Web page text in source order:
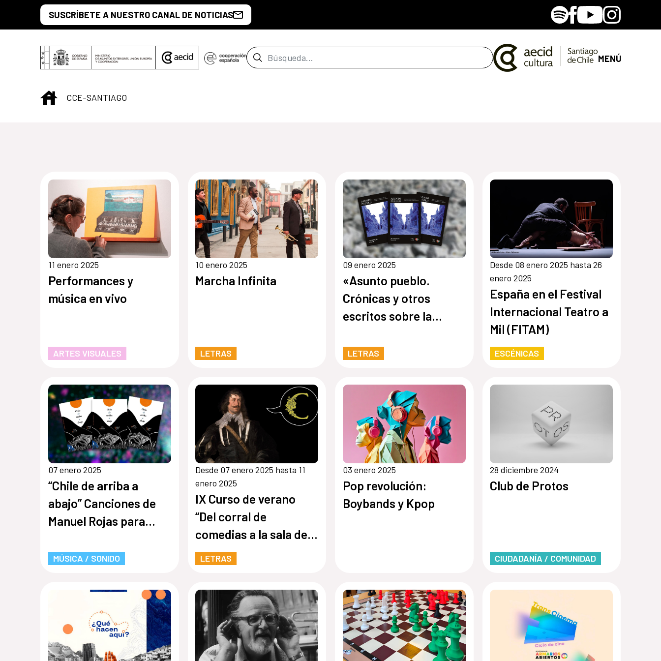
Saltar al contenido principal
SUSCRÍBETE A NUESTRO CANAL DE NOTICIAS SpotifyFacebook
YoutubeInstagram
Barra de búsqueda MENÚ
INICIO
CCE-SANTIAGO
11 enero 2025
Performances y
música en vivo
ARTES VISUALES
10 enero 2025
Marcha Infinita
LETRAS
09 enero 2025
«Asunto pueblo.
Crónicas y otros
escritos sobre la
LETRAS
Desde 08 enero 2025 hasta 26
enero 2025
España en el Festival
Internacional Teatro a
Mil (FITAM)
ESCÉNICAS
07 enero 2025
“Chile de arriba a
abajo” Canciones de
Manuel Rojas para
MÚSICA / SONIDO
Desde 07 enero 2025 hasta 11
enero 2025
IX Curso de verano
“Del corral de
comedias a la sala de
clases”
LETRAS
03 enero 2025
Pop revolución:
Boybands y Kpop
28 diciembre 2024
Club de Protos
CIUDADANÍA / COMUNIDAD